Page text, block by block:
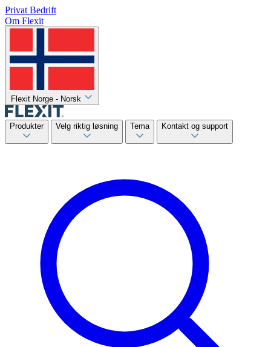
Privat Bedrift
Om Flexit
Flexit Norge - Norsk
Produkter Velg riktig løsning Tema Kontakt og support